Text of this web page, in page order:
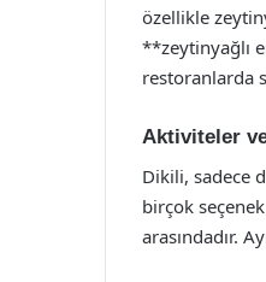
özellikle
**zeytinyağlı
restoranlarda
Aktiviteler
Dikili, sadece
birçok
arasındadır.